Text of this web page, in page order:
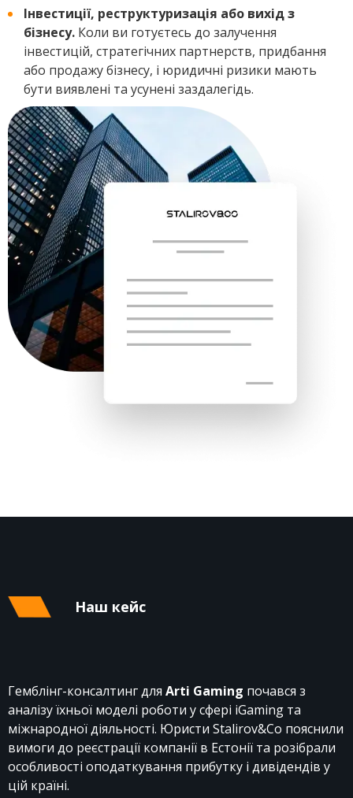
Інвестиції, реструктуризація або вихід з
бізнесу. Коли ви готуєтесь до залучення
інвестицій, стратегічних партнерств, придбання
або продажу бізнесу, і юридичні ризики мають
бути виявлені та усунені заздалегідь.
Наш кейс
Гемблінг-консалтинг для Arti Gaming почався з
аналізу їхньої моделі роботи у сфері iGaming та
міжнародної діяльності. Юристи Stalirov&Co пояснили
вимоги до реєстрації компанії в Естонії та розібрали
особливості оподаткування прибутку і дивідендів у
цій країні.